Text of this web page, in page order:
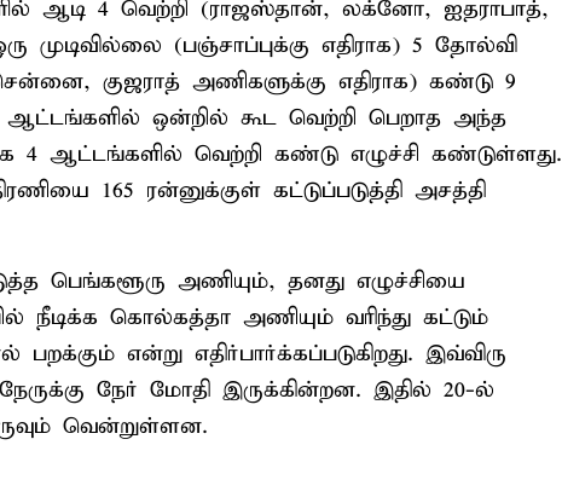
ஆடி 4 வெற்றி (ராஜஸ்தான், லக்னோ, ஐதராபாத்,
முடிவில்லை (பஞ்சாப்புக்கு எதிராக) 5 தோல்வி
குஜராத் அணிகளுக்கு எதிராக) கண்டு 9
ஆட்டங்களில் ஒன்றில் கூட வெற்றி பெறாத அந்த
4 ஆட்டங்களில் வெற்றி கண்டு எழுச்சி கண்டுள்ளது.
165 ரன்னுக்குள் கட்டுப்படுத்தி அசத்தி
பெங்களூரு அணியும், தனது எழுச்சியை
நீடிக்க கொல்கத்தா அணியும் வரிந்து கட்டும்
என்று எதிர்பார்க்கப்படுகிறது. இவ்விரு
நேர் மோதி இருக்கின்றன. இதில் 20-ல்
வென்றுள்ளன.